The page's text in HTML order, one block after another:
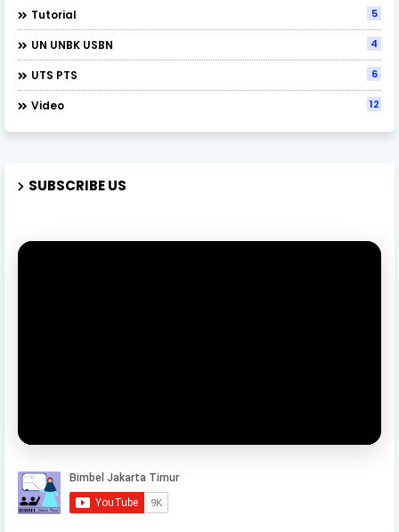
Tutorial 5
UN UNBK USBN 4
UTS PTS 6
Video 12
SUBSCRIBE US